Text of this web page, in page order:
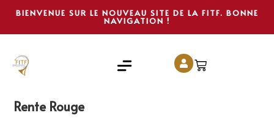
BIENVENUE SUR LE NOUVEAU SITE DE LA FITF. BONNE
NAVIGATION !
Rente Rouge